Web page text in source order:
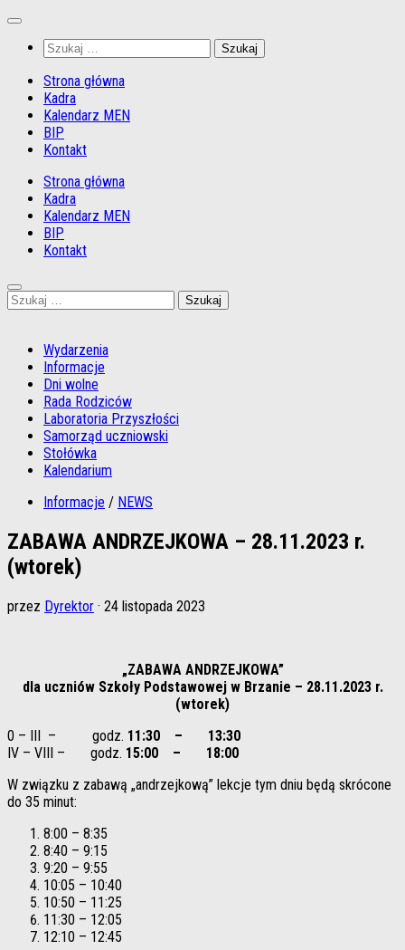
Przejdź
treści
Szukaj:
Strona główna
Kadra
Kalendarz MEN
BIP
Kontakt
Strona główna
Kadra
Kalendarz MEN
BIP
Kontakt
Szukaj:
Wydarzenia
Informacje
Dni wolne
Rada Rodziców
Laboratoria Przyszłości
Samorząd uczniowski
Stołówka
Kalendarium
Informacje / NEWS
ZABAWA ANDRZEJKOWA – 28.11.2023 r.
(wtorek)
przez Dyrektor · 24 listopada 2023
„ZABAWA ANDRZEJKOWA”
dla uczniów Szkoły Podstawowej w Brzanie – 28.11.2023 r.
(wtorek)
0 – III – godz. 11:30 – 13:30
IV – VIII – godz. 15:00 – 18:00
W związku z zabawą „andrzejkową” lekcje tym dniu będą skrócone
do 35 minut:
8:00 – 8:35
8:40 – 9:15
9:20 – 9:55
10:05 – 10:40
10:50 – 11:25
11:30 – 12:05
12:10 – 12:45